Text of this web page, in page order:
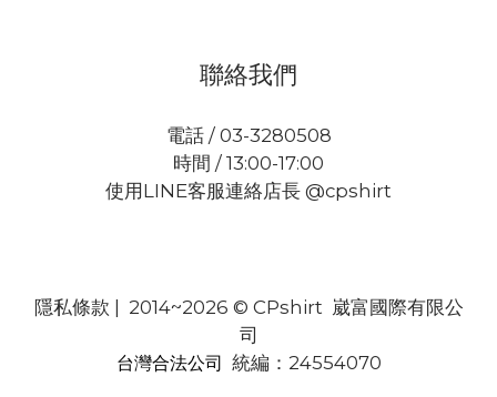
聯絡我們
電話 / 03-3280508
時間 / 13:00-17:00
使用LINE客服連絡店長 @cpshirt
隱私條款 | 2014~2026 © CPshirt 崴富國際有限公
司
台灣合法公司 統編：24554070